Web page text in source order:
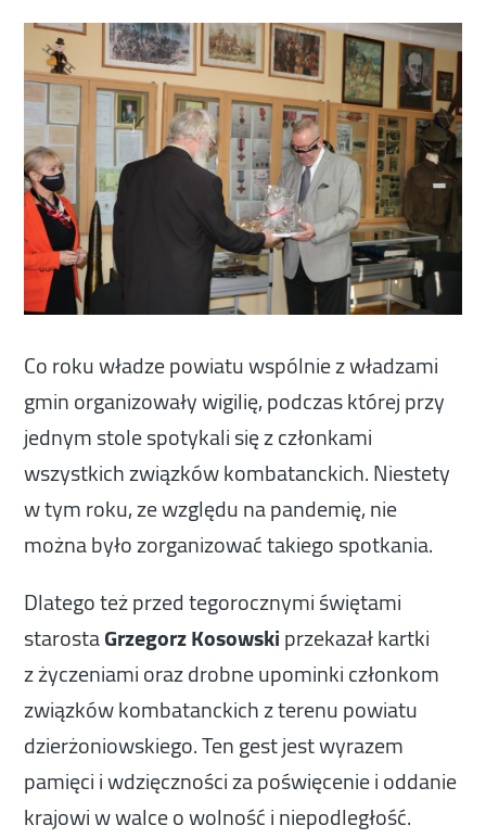
Co roku władze powiatu wspólnie z władzami
gmin organizowały wigilię, podczas której przy
jednym stole spotykali się z członkami
wszystkich związków kombatanckich. Niestety
w tym roku, ze względu na pandemię, nie
można było zorganizować takiego spotkania.
Dlatego też przed tegorocznymi świętami
starostaGrzegorz Kosowskiprzekazał kartki
z życzeniami oraz drobne upominki członkom
związków kombatanckich z terenu powiatu
dzierżoniowskiego. Ten gest jest wyrazem
pamięci i wdzięczności za poświęcenie i oddanie
krajowi w walce o wolność i niepodległość.